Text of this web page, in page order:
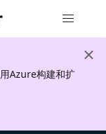
Azure构建和扩